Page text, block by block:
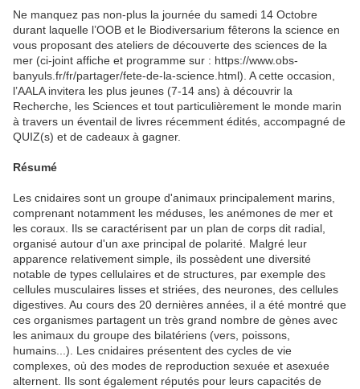
Ne manquez pas non-plus la journée du samedi 14 Octobre
durant laquelle l’OOB et le Biodiversarium fêterons la science en
vous proposant des ateliers de découverte des sciences de la
mer (ci-joint affiche et programme sur : https://www.obs-
banyuls.fr/fr/partager/fete-de-la-science.html). A cette occasion,
l’AALA invitera les plus jeunes (7-14 ans) à découvrir la
Recherche, les Sciences et tout particulièrement le monde marin
à travers un éventail de livres récemment édités, accompagné de
QUIZ(s) et de cadeaux à gagner.
Résumé
Les cnidaires sont un groupe d'animaux principalement marins,
comprenant notamment les méduses, les anémones de mer et
les coraux. Ils se caractérisent par un plan de corps dit radial,
organisé autour d'un axe principal de polarité. Malgré leur
apparence relativement simple, ils possèdent une diversité
notable de types cellulaires et de structures, par exemple des
cellules musculaires lisses et striées, des neurones, des cellules
digestives. Au cours des 20 dernières années, il a été montré que
ces organismes partagent un très grand nombre de gènes avec
les animaux du groupe des bilatériens (vers, poissons,
humains...). Les cnidaires présentent des cycles de vie
complexes, où des modes de reproduction sexuée et asexuée
alternent. Ils sont également réputés pour leurs capacités de